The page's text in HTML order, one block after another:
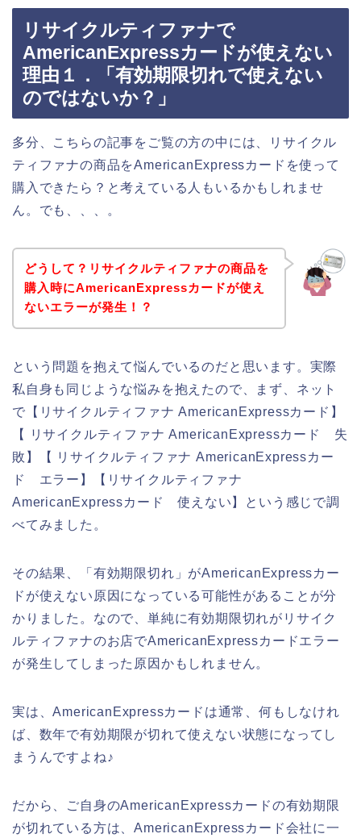
リサイクルティファナで
AmericanExpressカードが使えない
理由１．「有効期限切れで使えない
のではないか？」
多分、こちらの記事をご覧の方の中には、リサイクル
ティファナの商品をAmericanExpressカードを使って
購入できたら？と考えている人もいるかもしれませ
ん。でも、、、。
どうして？リサイクルティファナの商品を
購入時にAmericanExpressカードが使え
ないエラーが発生！？
という問題を抱えて悩んでいるのだと思います。実際
私自身も同じような悩みを抱えたので、まず、ネット
で【リサイクルティファナ AmericanExpressカード】
【 リサイクルティファナ AmericanExpressカード 失
敗】【 リサイクルティファナ AmericanExpressカー
ド エラー】【リサイクルティファナ
AmericanExpressカード 使えない】という感じで調
べてみました。
その結果、「有効期限切れ」がAmericanExpressカー
ドが使えない原因になっている可能性があることが分
かりました。なので、単純に有効期限切れがリサイク
ルティファナのお店でAmericanExpressカードエラー
が発生してしまった原因かもしれません。
実は、AmericanExpressカードは通常、何もしなけれ
ば、数年で有効期限が切れて使えない状態になってし
まうんですよね♪
だから、ご自身のAmericanExpressカードの有効期限
が切れている方は、AmericanExpressカード会社に一